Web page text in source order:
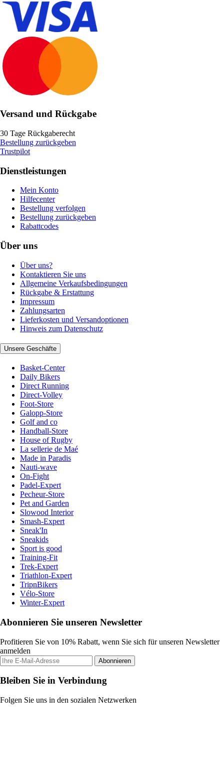
Versand und Rückgabe
30 Tage Rückgaberecht
Bestellung zurückgeben
Trustpilot
Dienstleistungen
Mein Konto
Hilfecenter
Bestellung verfolgen
Bestellung zurückgeben
Rabattcodes
Über uns
Über uns?
Kontaktieren Sie uns
Allgemeine Verkaufsbedingungen
Rückgabe & Erstattung
Impressum
Zahlungsarten
Lieferkosten und Versandoptionen
Hinweis zum Datenschutz
Unsere Geschäfte
Basket-Center
Daily Bikers
Direct Running
Direct-Volley
Foot-Store
Galopp-Store
Golf and co
Handball-Store
House of Rugby
La sellerie de Maé
Made in Paradis
Nauti-wave
On-Fight
Padel-Expert
Pecheur-Store
Pet and Garden
Slowood Interior
Smash-Expert
Sneak'In
Sneakids
Sport is good
Training-Fit
Trek-Expert
Triathlon-Expert
TripnBikers
Vélo-Store
Winter-Expert
Abonnieren Sie unseren Newsletter
Profitieren Sie von 10% Rabatt, wenn Sie sich für unseren Newsletter
anmelden
Abonnieren
Bleiben Sie in Verbindung
Folgen Sie uns in den sozialen Netzwerken